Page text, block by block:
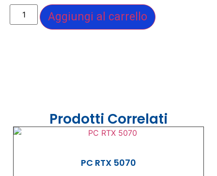
Aggiungi al carrello
Prodotti Correlati
PC RTX 5070